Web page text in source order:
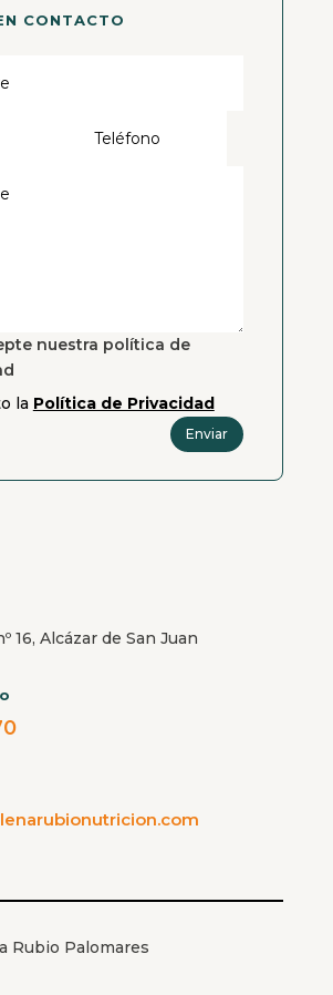
CONTACTO
nuestra política de
la Política de Privacidad
Enviar
16, Alcázar de San Juan
Rubio Palomares